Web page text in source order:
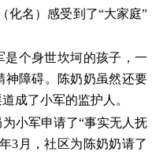
化名）感受到了“大家庭”
是个身世坎坷的孩子，一
神障碍。陈奶奶虽然还要
成了小军的监护人。
小军申请了“事实无人抚
3月，社区为陈奶奶请了